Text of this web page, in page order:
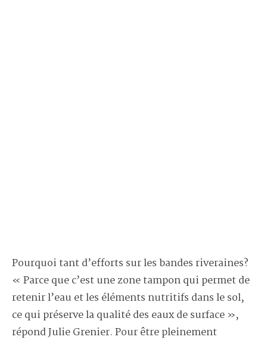
Pourquoi tant d’efforts sur les bandes riveraines?
« Parce que c’est une zone tampon qui permet de
retenir l’eau et les éléments nutritifs dans le sol,
ce qui préserve la qualité des eaux de surface »,
répond Julie Grenier. Pour être pleinement